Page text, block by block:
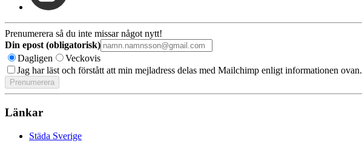
Prenumerera så du inte missar något nytt!
Din epost (obligatorisk)
Dagligen
Veckovis
Jag har läst och förstått att min mejladress delas med Mailchimp enligt informationen ovan.
Länkar
Städa Sverige